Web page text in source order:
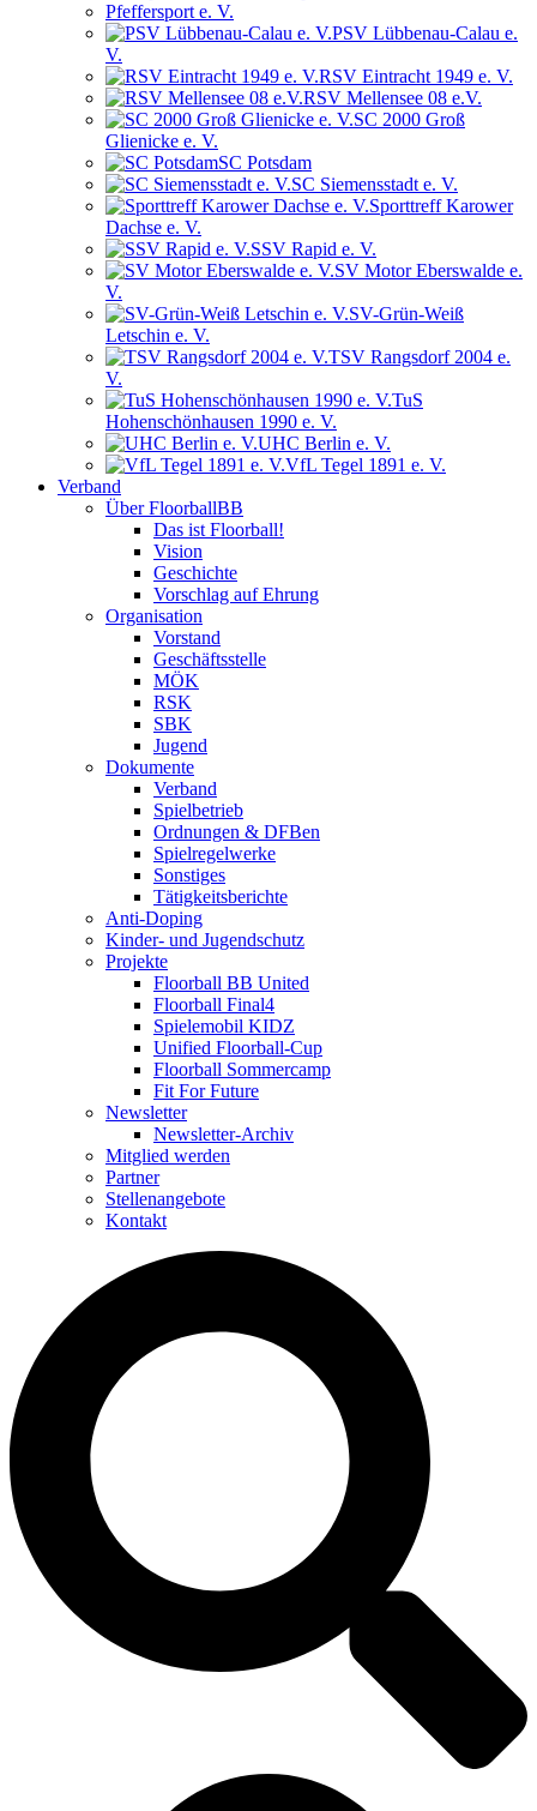
Pfeffersport e. V.
PSV Lübbenau-Calau e.
V.
RSV Eintracht 1949 e. V.
RSV Mellensee 08 e.V.
SC 2000 Groß
Glienicke e. V.
SC Potsdam
SC Siemensstadt e. V.
Sporttreff Karower
Dachse e. V.
SSV Rapid e. V.
SV Motor Eberswalde e.
V.
SV-Grün-Weiß
Letschin e. V.
TSV Rangsdorf 2004 e.
V.
TuS
Hohenschönhausen 1990 e. V.
UHC Berlin e. V.
VfL Tegel 1891 e. V.
Verband
Über FloorballBB
Das ist Floorball!
Vision
Geschichte
Vorschlag auf Ehrung
Organisation
Vorstand
Geschäftsstelle
MÖK
RSK
SBK
Jugend
Dokumente
Verband
Spielbetrieb
Ordnungen & DFBen
Spielregelwerke
Sonstiges
Tätigkeitsberichte
Anti-Doping
Kinder- und Jugendschutz
Projekte
Floorball BB United
Floorball Final4
Spielemobil KIDZ
Unified Floorball-Cup
Floorball Sommercamp
Fit For Future
Newsletter
Newsletter-Archiv
Mitglied werden
Partner
Stellenangebote
Kontakt